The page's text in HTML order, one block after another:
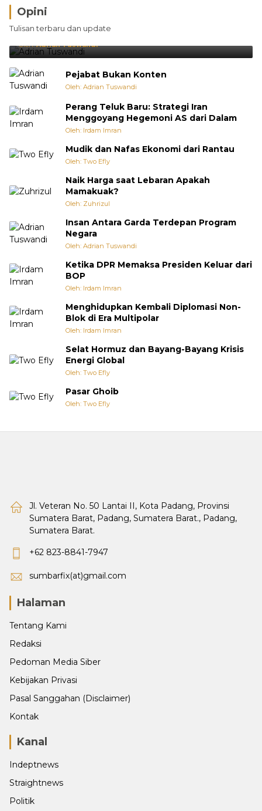
Opini
Tulisan terbaru dan update
Brasil Lebih Diunggulkan, tetapi Jepang Selalu
Punya Cara Membuat Kejutan
Oleh:Adrian Tuswandi
Pejabat Bukan Konten
Oleh: Adrian Tuswandi
Perang Teluk Baru: Strategi Iran
Menggoyang Hegemoni AS dari Dalam
Oleh: Irdam Imran
Mudik dan Nafas Ekonomi dari Rantau
Oleh: Two Efly
Naik Harga saat Lebaran Apakah
Mamakuak?
Oleh: Zuhrizul
Insan Antara Garda Terdepan Program
Negara
Oleh: Adrian Tuswandi
Ketika DPR Memaksa Presiden Keluar dari
BOP
Oleh: Irdam Imran
Menghidupkan Kembali Diplomasi Non-
Blok di Era Multipolar
Oleh: Irdam Imran
Selat Hormuz dan Bayang-Bayang Krisis
Energi Global
Oleh: Two Efly
Pasar Ghoib
Oleh: Two Efly
Jl. Veteran No. 50 Lantai II, Kota Padang, Provinsi
Sumatera Barat, Padang, Sumatera Barat., Padang,
Sumatera Barat.
+62 823-8841-7947
sumbarfix(at)gmail.com
Halaman
Tentang Kami
Redaksi
Pedoman Media Siber
Kebijakan Privasi
Pasal Sanggahan (Disclaimer)
Kontak
Kanal
Indeptnews
Straightnews
Politik